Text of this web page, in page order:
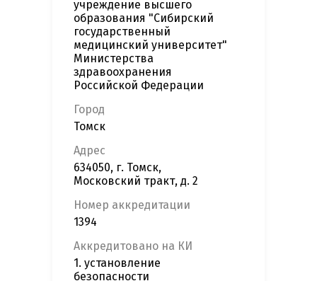
учреждение высшего
образования "Сибирский
государственный
медицинский университет"
Министерства
здравоохранения
Российской Федерации
Город
Томск
Адрес
634050, г. Томск,
Московский тракт, д. 2
Номер аккредитации
1394
Аккредитовано на КИ
1. установление
безопасности